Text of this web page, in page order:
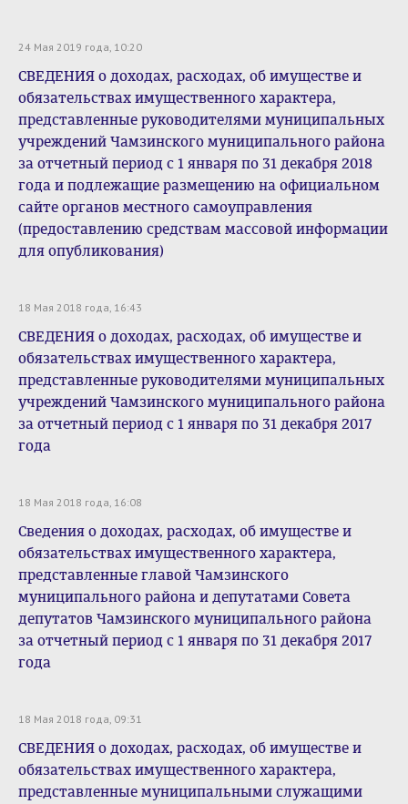
24 Мая 2019 года, 10:20
СВЕДЕНИЯ о доходах, расходах, об имуществе и
обязательствах имущественного характера,
представленные руководителями муниципальных
учреждений Чамзинского муниципального района
за отчетный период с 1 января по 31 декабря 2018
года и подлежащие размещению на официальном
сайте органов местного самоуправления
(предоставлению средствам массовой информации
для опубликования)
18 Мая 2018 года, 16:43
СВЕДЕНИЯ о доходах, расходах, об имуществе и
обязательствах имущественного характера,
представленные руководителями муниципальных
учреждений Чамзинского муниципального района
за отчетный период с 1 января по 31 декабря 2017
года
18 Мая 2018 года, 16:08
Сведения о доходах, расходах, об имуществе и
обязательствах имущественного характера,
представленные главой Чамзинского
муниципального района и депутатами Совета
депутатов Чамзинского муниципального района
за отчетный период с 1 января по 31 декабря 2017
года
18 Мая 2018 года, 09:31
СВЕДЕНИЯ о доходах, расходах, об имуществе и
обязательствах имущественного характера,
представленные муниципальными служащими